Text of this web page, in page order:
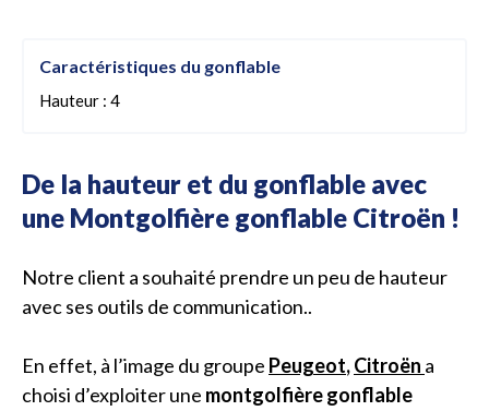
Caractéristiques du gonflable
Hauteur : 4
De la hauteur et du gonflable avec
une Montgolfière gonflable Citroën !
Notre client a souhaité prendre un peu de hauteur
avec ses outils de communication..
En effet, à l’image du groupe Peugeot,Citroën a
choisi d’exploiter une montgolfière gonflable